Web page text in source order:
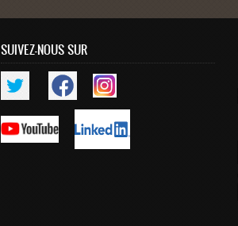
SUIVEZ-NOUS SUR